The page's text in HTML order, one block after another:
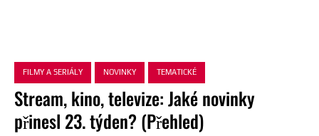
FILMY A SERIÁLY NOVINKY TEMATICKÉ
Stream, kino, televize: Jaké novinky
přinesl 23. týden? (Přehled)